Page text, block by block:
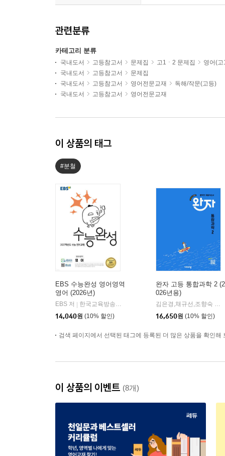
관련분류
카테고리 분류
국내도서 고등참고서 문제집 고1ㆍ2 문제집
영어(
국내도서
고등참고서
문제집
국내도서
고등참고서 영어전문교재
독해/작문(고등)
국내도서
고등참고서 영어전문교재
이 상품의 태그
#분철
EBS 수능완성 영어영역
영어 (2026년)
EBS 저
한국교육방송공사
14,040원 (10% 할인)
완자 고등 통합과학 2 (2
026년용)
김은경,채규선,조향숙 등저
16,650원 (10% 할인)
검색 페이지에서 선택된 태그에 등록된 더 많은 상품을 확인해
이 상품의 이벤트 (8개)